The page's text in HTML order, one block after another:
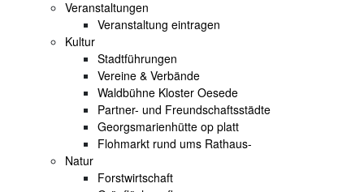
Veranstaltungen
Veranstaltung eintragen
Kultur
Stadtführungen
Vereine & Verbände
Waldbühne Kloster Oesede
Partner- und Freundschaftsstädte
Georgsmarienhütte op platt
Flohmarkt rund ums Rathaus-
Natur
Forstwirtschaft